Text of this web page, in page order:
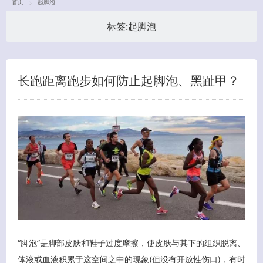
首页 起脚泡
标签:起脚泡
长跑距离跑步如何防止起脚泡、黑趾甲？
“脚泡”是脚部皮肤和鞋子过度摩擦，使皮肤与其下的组织脱离、
体液或血液积累于这空间之中的现象(但没有开放性伤口)，有时
客服小美